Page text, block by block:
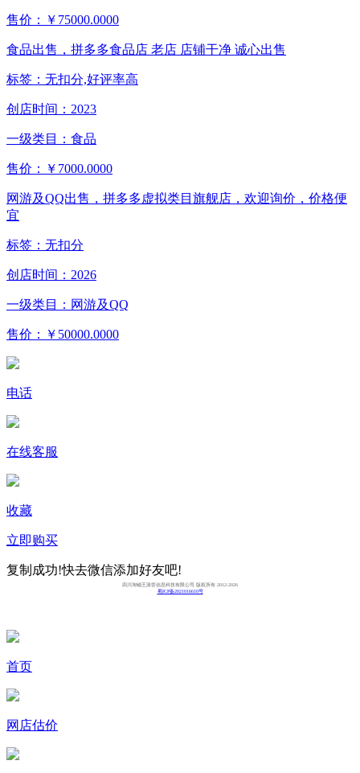
售价： ￥75000.0000
食品出售，拼多多食品店 老店 店铺干净 诚心出售
标签： 无扣分,好评率高
创店时间： 2023
一级类目： 食品
售价： ￥7000.0000
网游及QQ出售，拼多多虚拟类目旗舰店，欢迎询价，价格便
宜
标签： 无扣分
创店时间： 2026
一级类目： 网游及QQ
售价： ￥50000.0000
电话
在线客服
收藏
立即购买
复制成功!快去微信添加好友吧!
四川淘铺王派答信息科技有限公司 版权所有 2012-2026
蜀ICP备2021016610号
首页
网店估价